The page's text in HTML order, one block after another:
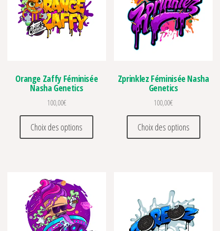
Orange Zaffy Féminisée
Nasha Genetics
100,00€
Choix des options
Ce produit a plusieurs variations. Les
Zprinklez Féminisée Nasha
Genetics
100,00€
Choix des options
Ce